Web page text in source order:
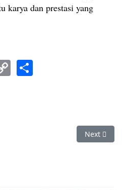
karya dan prestasi yang
Copy
Link
Itu Mudah Next
Next